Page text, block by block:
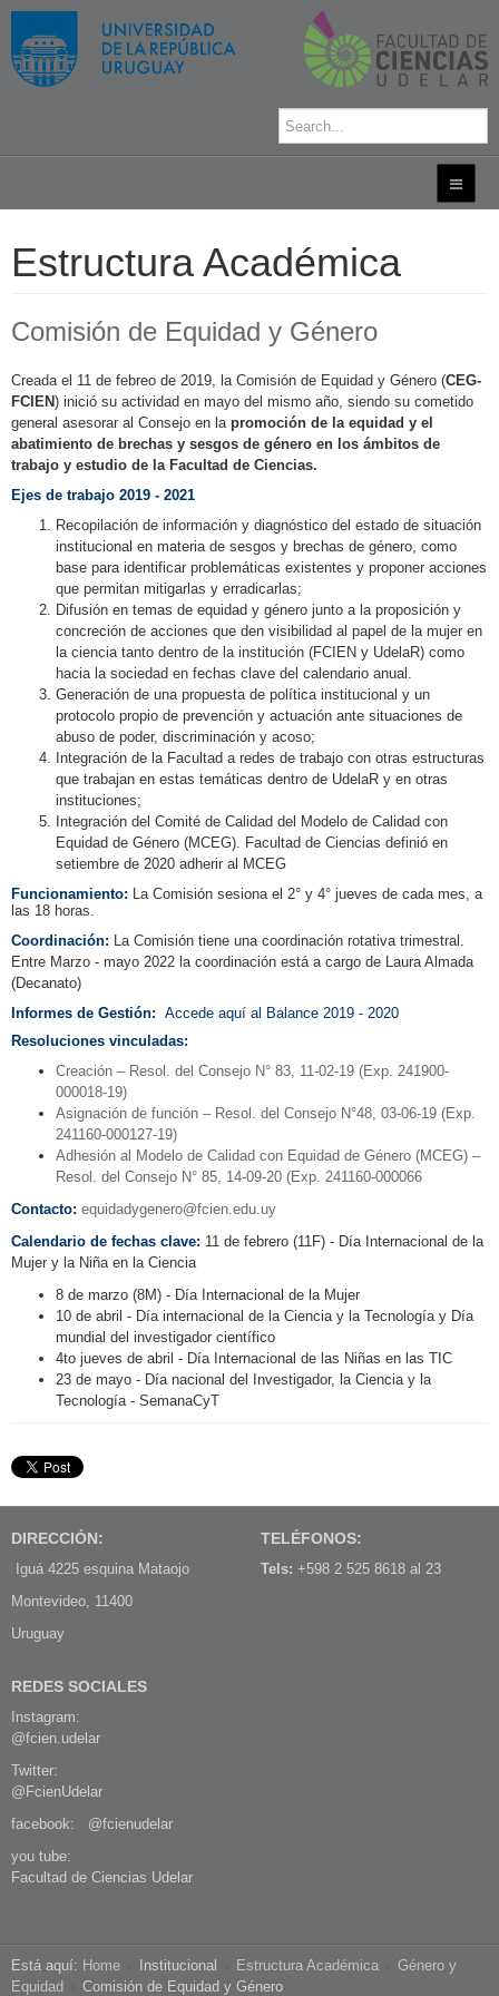
Estructura Académica
Comisión de Equidad y Género
Creada el 11 de febreo de 2019, la Comisión de Equidad y Género (CEG-
FCIEN) inició su actividad en mayo del mismo año, siendo su cometido
general asesorar al Consejo en la promoción de la equidad y el
abatimiento de brechas y sesgos de género en los ámbitos de
trabajo y estudio de la Facultad de Ciencias.
Ejes de trabajo 2019 - 2021
Recopilación de información y diagnóstico del estado de situación
institucional en materia de sesgos y brechas de género, como
base para identificar problemáticas existentes y proponer acciones
que permitan mitigarlas y erradicarlas;
Difusión en temas de equidad y género junto a la proposición y
concreción de acciones que den visibilidad al papel de la mujer en
la ciencia tanto dentro de la institución (FCIEN y UdelaR) como
hacia la sociedad en fechas clave del calendario anual.
Generación de una propuesta de política institucional y un
protocolo propio de prevención y actuación ante situaciones de
abuso de poder, discriminación y acoso;
Integración de la Facultad a redes de trabajo con otras estructuras
que trabajan en estas temáticas dentro de UdelaR y en otras
instituciones;
Integración del Comité de Calidad del Modelo de Calidad con
Equidad de Género (MCEG). Facultad de Ciencias definió en
setiembre de 2020 adherir al MCEG
Funcionamiento: La Comisión sesiona el 2° y 4° jueves de cada mes, a
las 18 horas.
Coordinación: La Comisión tiene una coordinación rotativa trimestral.
Entre Marzo - mayo 2022 la coordinación está a cargo de Laura Almada
(Decanato)
Informes de Gestión: Accede aquí al Balance 2019 - 2020
Resoluciones vinculadas:
Creación – Resol. del Consejo N° 83, 11-02-19 (Exp. 241900-
000018-19)
Asignación de función – Resol. del Consejo N°48, 03-06-19 (Exp.
241160-000127-19)
Adhesión al Modelo de Calidad con Equidad de Género (MCEG) –
Resol. del Consejo N° 85, 14‑09-20 (Exp. 241160-000066
Contacto: equidadygenero@fcien.edu.uy
Calendario de fechas clave: 11 de febrero (11F) - Día Internacional de la
Mujer y la Niña en la Ciencia
8 de marzo (8M) - Día Internacional de la Mujer
10 de abril - Día internacional de la Ciencia y la Tecnología y Día
mundial del investigador científico
4to jueves de abril - Día Internacional de las Niñas en las TIC
23 de mayo - Día nacional del Investigador, la Ciencia y la
Tecnología - SemanaCyT
DIRECCIÓN:
Iguá 4225 esquina Mataojo
Montevideo, 11400
Uruguay
TELÉFONOS:
Tels: +598 2 525 8618 al 23
REDES SOCIALES
Instagram:
@fcien.udelar
Twitter:
@FcienUdelar
facebook: @fcienudelar
you tube:
Facultad de Ciencias Udelar
Está aquí: Home Institucional Estructura Académica
Género y
Equidad
Comisión de Equidad y Género